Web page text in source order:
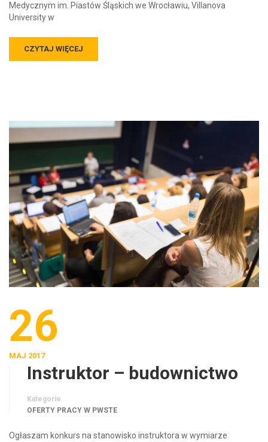
Medycznym im. Piastów Śląskich we Wrocławiu, Villanova
University w
CZYTAJ WIĘCEJ
26
MAJ 2017
Instruktor – budownictwo
Kategorie
OFERTY PRACY W PWSTE
Ogłaszam konkurs na stanowisko instruktora w wymiarze